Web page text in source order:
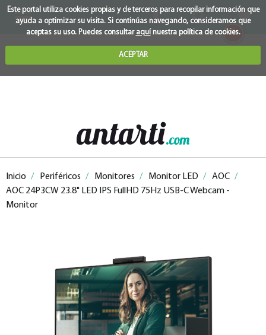
Este portal utiliza cookies propias y de terceros para recopilar información que
ayuda a optimizar su visita. Si continúas navegando, consideramos que
aceptas su uso. Puedes consultar aquínuestra política de cookies.
ACEPTAR
0
Inicio / Periféricos / Monitores / Monitor LED / AOC /
AOC 24P3CW 23.8" LED IPS FullHD 75Hz USB-C Webcam -
Monitor